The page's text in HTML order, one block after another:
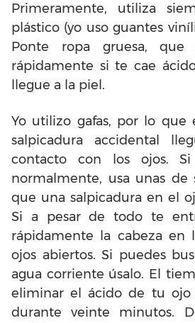
Primeramente, utiliza
plástico (yo uso guantes
Ponte ropa gruesa, que
rápidamente si te cae
llegue a la piel.
Yo utilizo gafas, por lo que
salpicadura accidental
contacto con los ojos.
normalmente, usa unas de
que una salpicadura en el
Si a pesar de todo te
rápidamente la cabeza en
ojos abiertos. Si puedes
agua corriente úsalo. El
eliminar el ácido de tu ojo
durante veinte minutos.